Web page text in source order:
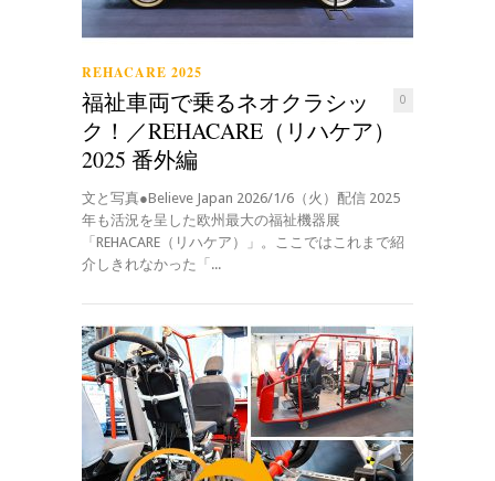
REHACARE 2025
0
福祉車両で乗るネオクラシッ
ク！／REHACARE（リハケア）
2025 番外編
文と写真●Believe Japan 2026/1/6（火）配信 2025
年も活況を呈した欧州最大の福祉機器展
「REHACARE（リハケア）」。ここではこれまで紹
介しきれなかった「...